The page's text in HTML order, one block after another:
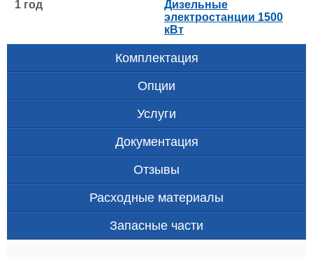
1 год
Дизельные
электростанции 1500
кВт
Комплектация
Опции
Услуги
Документация
Отзывы
Расходные материалы
Запасные части